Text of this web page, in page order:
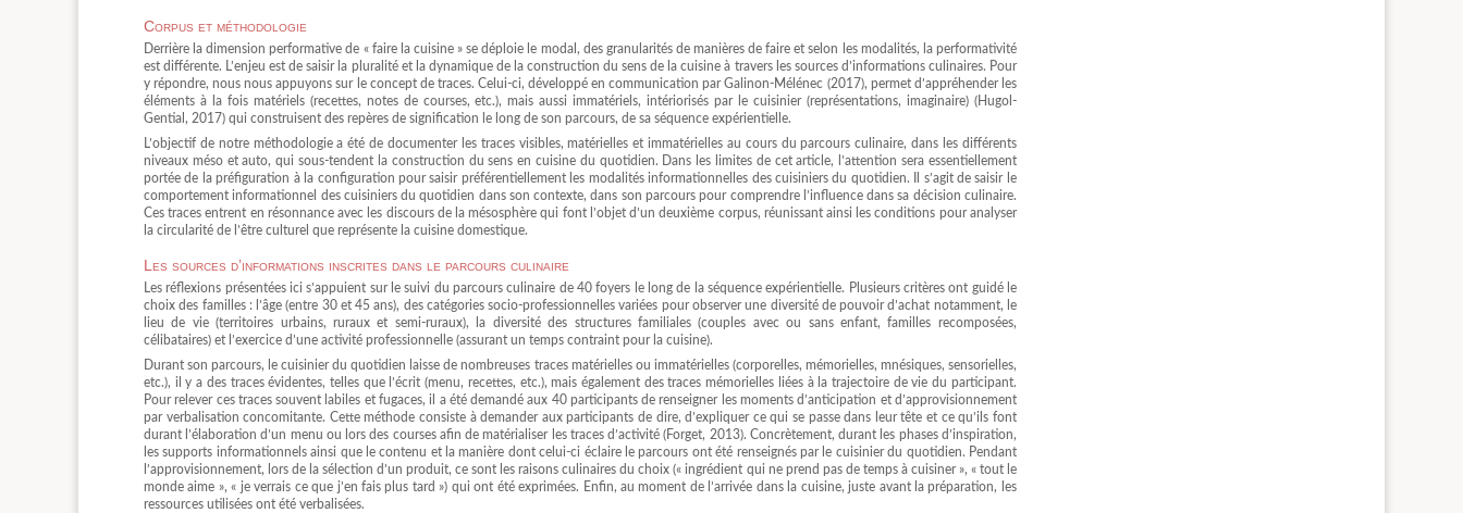
Corpus et méthodologie
Derrière la dimension performative de « faire la cuisine » se déploie le modal, des granularités de manières de faire et selon les modalités, la performativité
est différente. L’enjeu est de saisir la pluralité et la dynamique de la construction du sens de la cuisine à travers les sources d’informations culinaires. Pour
y répondre, nous nous appuyons sur le concept de traces. Celui-ci, développé en communication par Galinon-Mélénec (2017), permet d’appréhender les
éléments à la fois matériels (recettes, notes de courses, etc.), mais aussi immatériels, intériorisés par le cuisinier (représentations, imaginaire) (Hugol-
Gential, 2017) qui construisent des repères de signification le long de son parcours, de sa séquence expérientielle.
L’objectif de notre méthodologie a été de documenter les traces visibles, matérielles et immatérielles au cours du parcours culinaire, dans les différents
niveaux méso et auto, qui sous-tendent la construction du sens en cuisine du quotidien. Dans les limites de cet article, l’attention sera essentiellement
portée de la préfiguration à la configuration pour saisir préférentiellement les modalités informationnelles des cuisiniers du quotidien. Il s’agit de saisir le
comportement informationnel des cuisiniers du quotidien dans son contexte, dans son parcours pour comprendre l’influence dans sa décision culinaire.
Ces traces entrent en résonnance avec les discours de la mésosphère qui font l’objet d’un deuxième corpus, réunissant ainsi les conditions pour analyser
la circularité de l’être culturel que représente la cuisine domestique.
Les sources d’informations inscrites dans le parcours culinaire
Les réflexions présentées ici s’appuient sur le suivi du parcours culinaire de 40 foyers le long de la séquence expérientielle. Plusieurs critères ont guidé le
choix des familles : l’âge (entre 30 et 45 ans), des catégories socio-professionnelles variées pour observer une diversité de pouvoir d’achat notamment, le
lieu de vie (territoires urbains, ruraux et semi-ruraux), la diversité des structures familiales (couples avec ou sans enfant, familles recomposées,
célibataires) et l’exercice d’une activité professionnelle (assurant un temps contraint pour la cuisine).
Durant son parcours, le cuisinier du quotidien laisse de nombreuses traces matérielles ou immatérielles (corporelles, mémorielles, mnésiques, sensorielles,
etc.), il y a des traces évidentes, telles que l’écrit (menu, recettes, etc.), mais également des traces mémorielles liées à la trajectoire de vie du participant.
Pour relever ces traces souvent labiles et fugaces, il a été demandé aux 40 participants de renseigner les moments d’anticipation et d’approvisionnement
par verbalisation concomitante. Cette méthode consiste à demander aux participants de dire, d’expliquer ce qui se passe dans leur tête et ce qu’ils font
durant l’élaboration d’un menu ou lors des courses afin de matérialiser les traces d’activité (Forget, 2013). Concrètement, durant les phases d’inspiration,
les supports informationnels ainsi que le contenu et la manière dont celui-ci éclaire le parcours ont été renseignés par le cuisinier du quotidien. Pendant
l’approvisionnement, lors de la sélection d’un produit, ce sont les raisons culinaires du choix (« ingrédient qui ne prend pas de temps à cuisiner », « tout le
monde aime », « je verrais ce que j’en fais plus tard ») qui ont été exprimées. Enfin, au moment de l’arrivée dans la cuisine, juste avant la préparation, les
ressources utilisées ont été verbalisées.